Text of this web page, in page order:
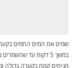
שמים את המים החמים
במשך 5 דקות עד שהשמרים מתחילים לתסוס.
מניחים קמח בקערה גדולה